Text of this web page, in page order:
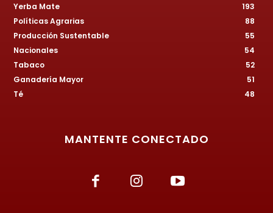
Yerba Mate
193
Políticas Agrarias
88
Producción Sustentable
55
Nacionales
54
Tabaco
52
Ganadería Mayor
51
Té
48
MANTENTE CONECTADO